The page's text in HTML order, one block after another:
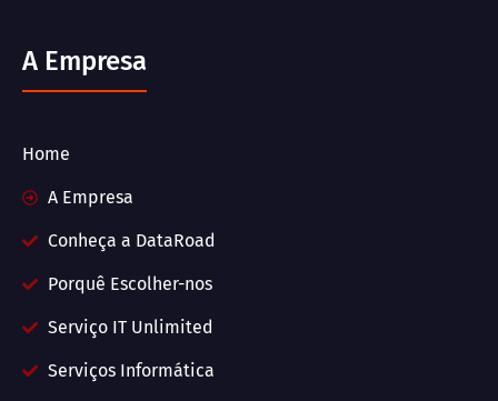
A Empresa
Home
A Empresa
Conheça a DataRoad
Porquê Escolher-nos
Serviço IT Unlimited
Serviços Informática